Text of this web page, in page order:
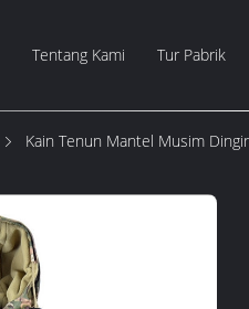
Tentang Kami Tur Pabrik
Kain Tenun Mantel Musim